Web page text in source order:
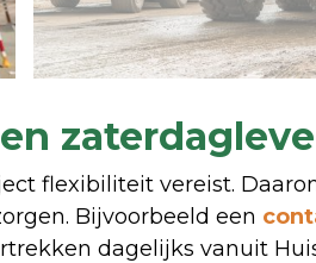
flexibiliteit vereist.
Bijvoorbeeld een
dagelijks vanuit